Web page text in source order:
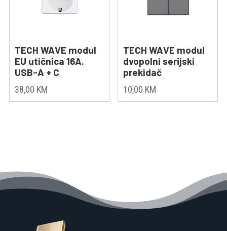
TECH WAVE modul
EU utičnica 16A.
USB-A + C
38,00 KM
TECH WAVE modul
dvopolni serijski
prekidač
10,00 KM